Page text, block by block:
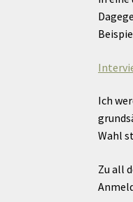
Ich
Wahl
Zu all